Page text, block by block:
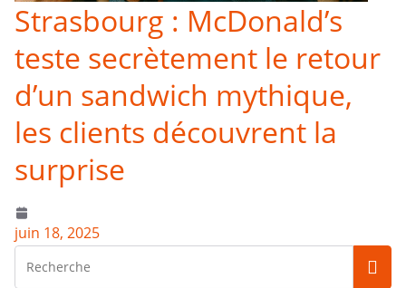
Strasbourg : McDonald’s
teste secrètement le retour
d’un sandwich mythique,
les clients découvrent la
surprise
juin 18, 2025